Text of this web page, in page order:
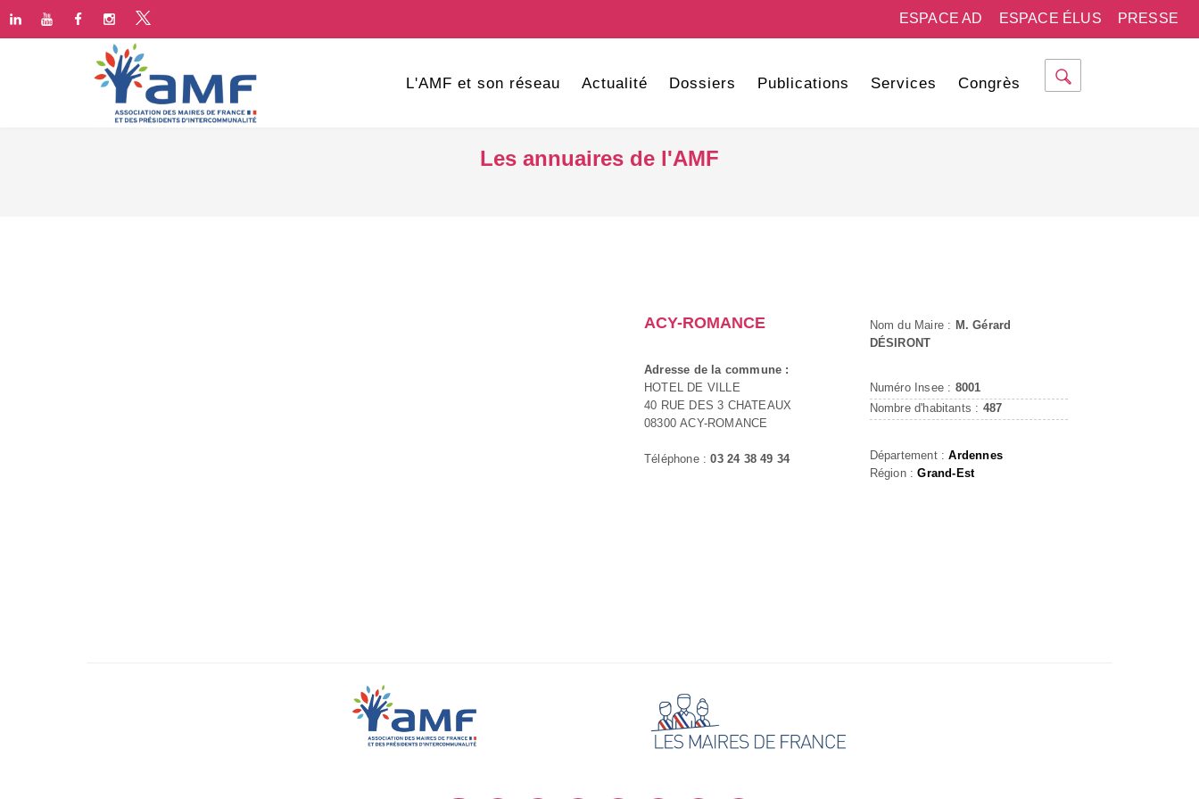
PRESSE
ESPACE ÉLUS
ESPACE AD
L'AMF et son réseau Actualité Dossiers Publications Services Congrès
Les annuaires de l'AMF
ACY-ROMANCE
Adresse de la commune :
HOTEL DE VILLE
40 RUE DES 3 CHATEAUX
08300 ACY-ROMANCE
Téléphone :03 24 38 49 34
Nom du Maire : M. Gérard
DÉSIRONT
Numéro Insee : 8001
Nombre d'habitants : 487
Département :Ardennes
Région :Grand-Est